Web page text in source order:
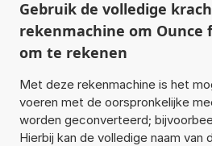
Gebruik de volledige
rekenmachine om Ounce
om te rekenen
Met deze rekenmachine is het
voeren met de oorspronkelijke
worden geconverteerd;
Hierbij kan de volledige naam van